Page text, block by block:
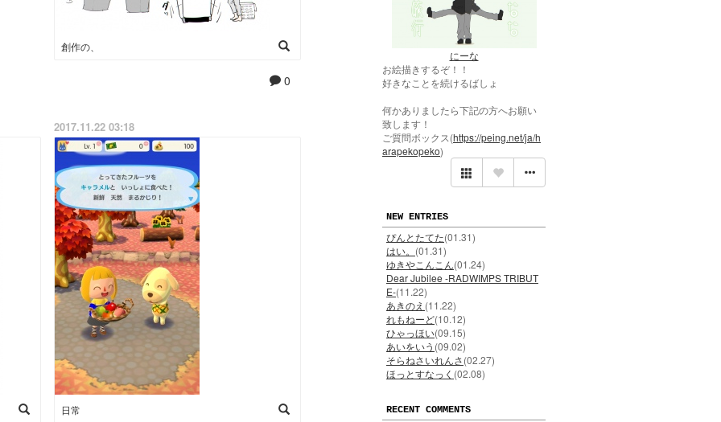
にーな
お絵描きするぞ！！
好きなことを続けるばしょ
何かありましたら下記の方へお願い
致します！
ご質問ボックス(https://peing.net/ja/h
arapekopeko)
NEW ENTRIES
ぴんとたてた(01.31)
はい。 (01.31)
ゆきやこんこん(01.24)
Dear Jubilee -RADWIMPS TRIBUT
E-(11.22)
あきのえ (11.22)
れもねーど(10.12)
ひゃっほい(09.15)
あいをいう (09.02)
そらねさいれんさ(02.27)
ほっとすなっく (02.08)
RECENT COMMENTS
創作の、
0
2017.11.22 03:18
日常